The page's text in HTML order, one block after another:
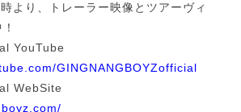
より、トレーラー映像とツアーヴィ
YouTube
GINGNANGBOYZofficial
WebSite